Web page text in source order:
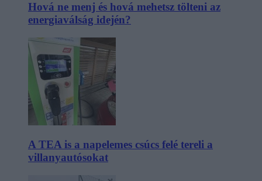
Hová ne menj és hová mehetsz tölteni az
energiaválság idején?
A TEA is a napelemes csúcs felé tereli a
villanyautósokat